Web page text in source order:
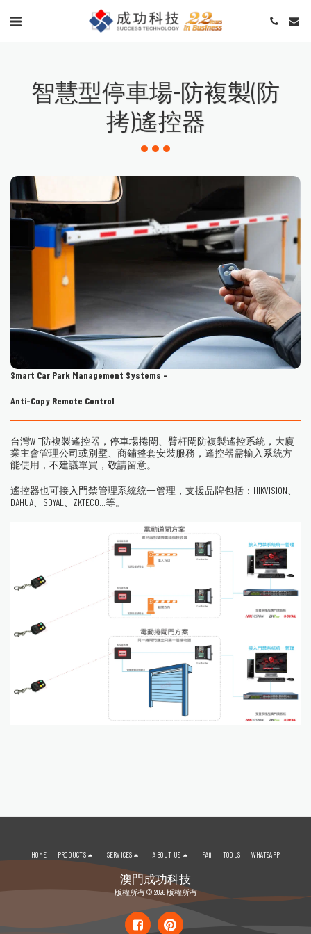
智慧型停車場-防複製(防
拷)遙控器
Smart Car Park Management Systems -
Anti-Copy Remote Control
台灣WIT防複製遙控器，停車場捲閘、臂杆閘防複製遙控系統，大廈
業主會管理公司或別墅、商鋪整套安裝服務，遙控器需輸入系統方
能使用，不建議單買，敬請留意。
遙控器也可接入門禁管理系統統一管理，支援品牌包括：HIKVISION、
DAHUA、SOYAL、ZKTECO...等。
澳門成功科技
版權所有 © 2026 版權所有
HOME PRODUCTS SERVICES ABOUT US FAQ TOOLS WHATSAPP